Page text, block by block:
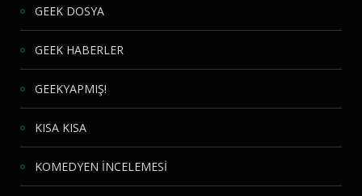
GEEK DOSYA
GEEK HABERLER
GEEKYAPMIŞ!
KISA KISA
KOMEDYEN İNCELEMESİ